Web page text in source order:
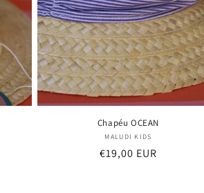
Chapéu OCEAN
Proveedor:
MALUDI KIDS
Precio
€19,00 EUR